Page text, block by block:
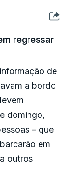
regressar
de
a bordo
domingo,
– que
em
outros